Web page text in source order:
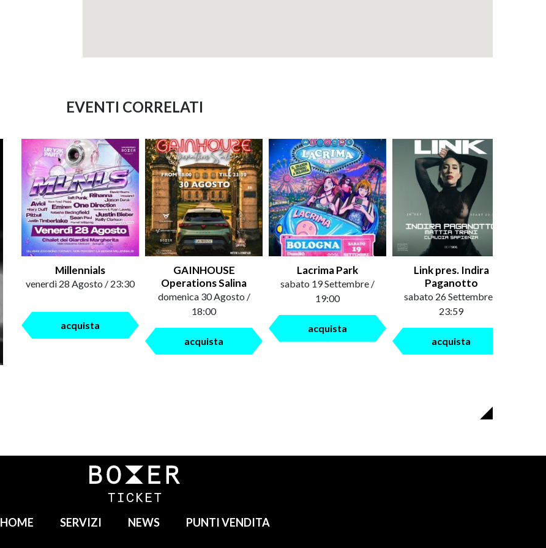
EVENTI CORRELATI
Millennials
venerdì 28 Agosto / 23:30
acquista
GAINHOUSE
Operations Salina
domenica 30 Agosto /
18:00
acquista
Lacrima Park
sabato 19 Settembre /
19:00
acquista
Link pres. Indira
Paganotto
sabato 26 Settembre /
23:59
acquista
HOME SERVIZI NEWS PUNTI VENDITA